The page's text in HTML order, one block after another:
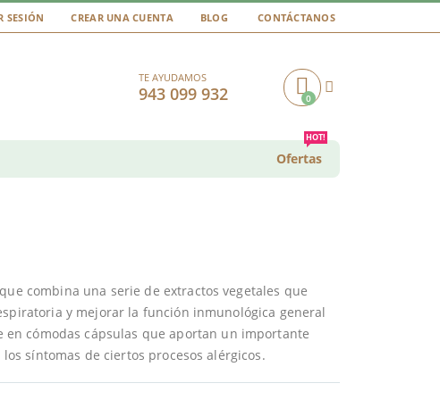
SESIÓN CREAR UNA CUENTA BLOG CONTÁCTANOS
TE AYUDAMOS
943 099 932 Cart0
Ofertas
HOT!
combina una serie de extractos vegetales que
y mejorar la función inmunológica general
en cómodas cápsulas que aportan un importante
síntomas de ciertos procesos alérgicos.